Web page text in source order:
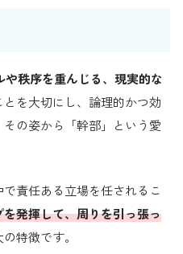
や秩序を重んじる、現実的な
を大切にし、論理的かつ効
の姿から「幹部」という愛
責任ある立場を任されるこ
発揮して、周りを引っ張っ
特徴です。